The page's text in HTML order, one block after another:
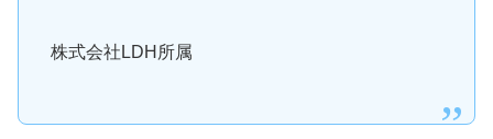
株式会社LDH所属